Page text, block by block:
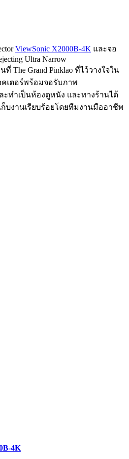
ViewSonic X2000B-4K และจอ
Ultra Narrow
The Grand Pinklao ที่ไว้วางใจใน
คเตอร์พร้อมจอรับภาพ
ทำเป็นห้องดูหนัง และทางร้านได้
บงานเรียบร้อยโดยทีมงานมืออาชีพ
4K